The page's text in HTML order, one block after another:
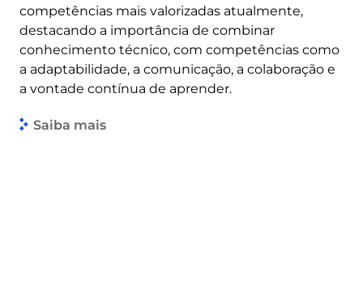
competências mais valorizadas atualmente,
destacando a importância de combinar
conhecimento técnico, com competências como
a adaptabilidade, a comunicação, a colaboração e
a vontade contínua de aprender.
Saiba mais